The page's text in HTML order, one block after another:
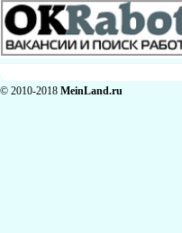
© 2010-2018 MeinLand.ru